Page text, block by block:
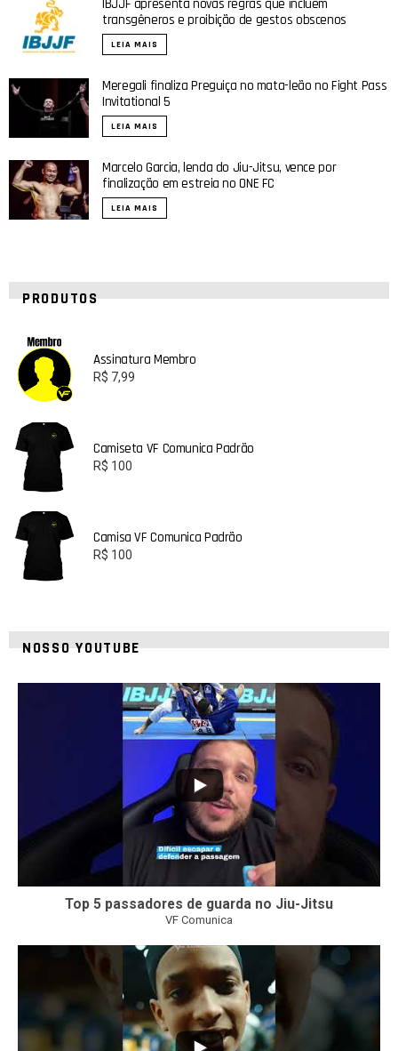
IBJJF apresenta novas regras que incluem
transgêneros e proibição de gestos obscenos
LEIA MAIS
Meregali finaliza Preguiça no mata-leão no Fight Pass
Invitational 5
LEIA MAIS
Marcelo Garcia, lenda do Jiu-Jitsu, vence por
finalização em estreia no ONE FC
LEIA MAIS
PRODUTOS
Assinatura Membro
R$ 7,99
Camiseta VF Comunica Padrão
R$ 100
Camisa VF Comunica Padrão
R$ 100
NOSSO YOUTUBE
Top 5 passadores de guarda no Jiu-Jitsu
VF Comunica